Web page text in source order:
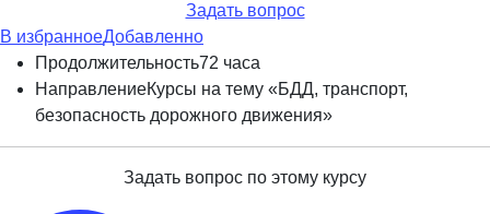
Задать вопрос
В избранноеДобавленно
Продолжительность72 часа
НаправлениеКурсы на тему «БДД, транспорт,
безопасность дорожного движения»
Задать вопрос по этому курсу